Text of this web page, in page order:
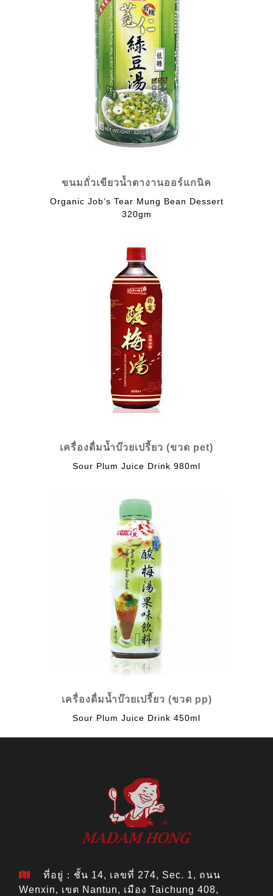
ขนมถั่วเขียวน้ำตางานออร์แกนิค
Organic Job’s Tear Mung Bean Dessert
320gm
เครื่องดื่มน้ำบ๊วยเปรี้ยว (ขวด pet)
Sour Plum Juice Drink 980ml
เครื่องดื่มน้ำบ๊วยเปรี้ยว (ขวด pp)
Sour Plum Juice Drink 450ml
ที่อยู่：ชั้น 14, เลขที่ 274, Sec. 1, ถนน
Wenxin, เขต Nantun, เมือง Taichung 408,